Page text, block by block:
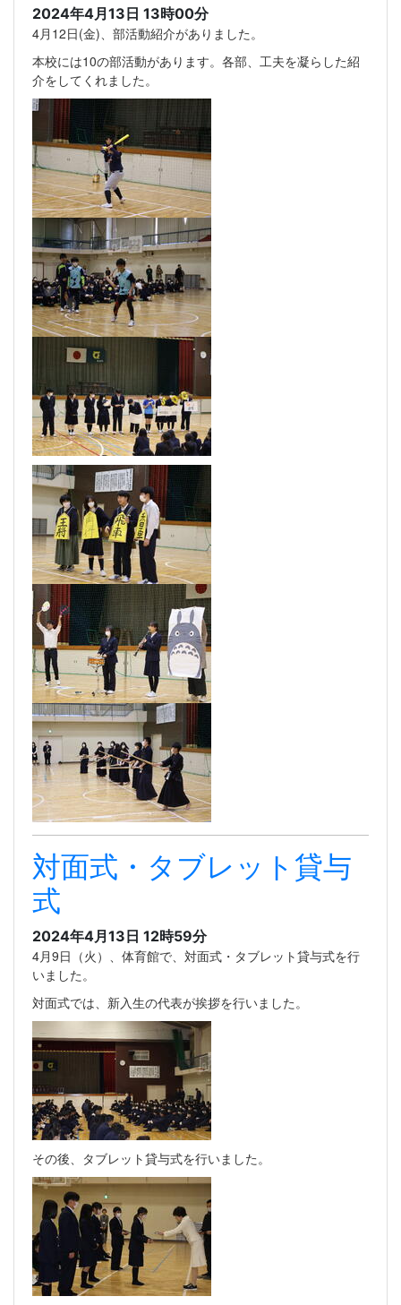
2024年4月13日 13時00分
4月12日(金)、部活動紹介がありました。
本校には10の部活動があります。各部、工夫を凝らした紹
介をしてくれました。
対面式・タブレット貸与
式
2024年4月13日 12時59分
4月9日（火）、体育館で、対面式・タブレット貸与式を行
いました。
対面式では、新入生の代表が挨拶を行いました。
その後、タブレット貸与式を行いました。